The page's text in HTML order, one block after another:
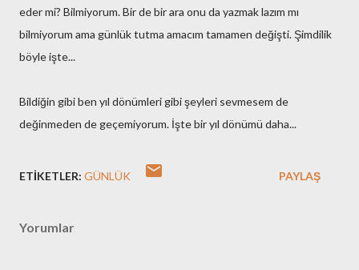
eder mi? Bilmiyorum. Bir de bir ara onu da yazmak lazım mı
bilmiyorum ama günlük tutma amacım tamamen değişti. Şimdilik
böyle işte...
Bildiğin gibi ben yıl dönümleri gibi şeyleri sevmesem de
değinmeden de geçemiyorum. İşte bir yıl dönümü daha...
ETIKETLER: GÜNLÜK PAYLAŞ
Yorumlar